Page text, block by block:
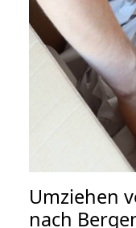
Umziehen
nach